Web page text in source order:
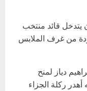
دقيقة، قبل أن يتدخل قائد منتخب
من غرف الملابس
دياز لمنح
قاري منذ 1976، لكنه أهدر ركلة الجزاء